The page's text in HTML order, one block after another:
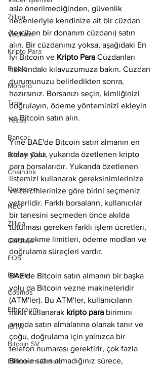
Zilliqa
Vechain
Kripto Para
Ripple
Monero
Tron
Tezos
Bancor
Bitcoin Cash
Chainlink
Dogecoin
NEO
Zilliqa
Cardano
EOS
Bitcoin
Cosmos
Ethereum
IOTA
Bitcoin SV
Ethereum Classic
asla önerilmediğinden, güvenlik
nedenleriyle kendinize ait bir cüzdan
(tercihen bir donanım cüzdanı) satın
alın. Bir cüzdanınız yoksa, aşağıdaki En
İyi Bitcoin ve Kripto Para Cüzdanları
hakkındaki kılavuzumuza bakın. Cüzdan
durumunuzu belirledikten sonra,
hazırsınız. Borsanızı seçin, kimliğinizi
doğrulayın, ödeme yönteminizi ekleyin
ve Bitcoin satın alın.
Yine BAE'de Bitcoin satın almanın en
kolay yolu, yukarıda özetlenen kripto
para borsalarıdır. Yukarıda özetlenen
listemizi kullanarak gereksinimlerinize
ve tercihlerinize göre birini seçmeniz
yeterlidir. Farklı borsaların, kullanıcılar
bir tanesini seçmeden önce akılda
tutulması gereken farklı işlem ücretleri,
para çekme limitleri, ödeme modları ve
doğrulama süreçleri vardır.
BAE'de Bitcoin satın almanın bir başka
yolu da Bitcoin vezne makineleridir
(ATM'ler). Bu ATM'ler, kullanıcıların
nakit kullanarak kripto para birimini
anında satın almalarına olanak tanır ve
çoğu, doğrulama için yalnızca bir
telefon numarası gerektirir, çok fazla
Bitcoin satın almadığınız sürece,